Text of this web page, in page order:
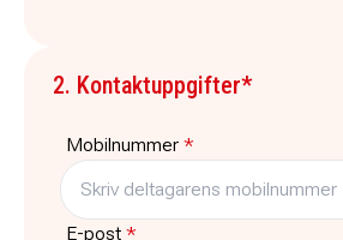
2. Kontaktuppgifter*
Mobilnummer *
E-post *